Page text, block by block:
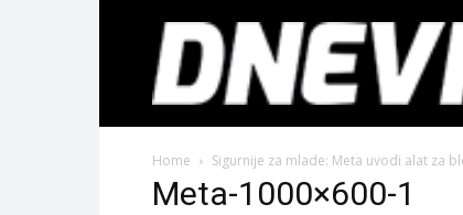
Home Sigurnije za mlade: Meta uvodi alat za
Meta-1000×600-1